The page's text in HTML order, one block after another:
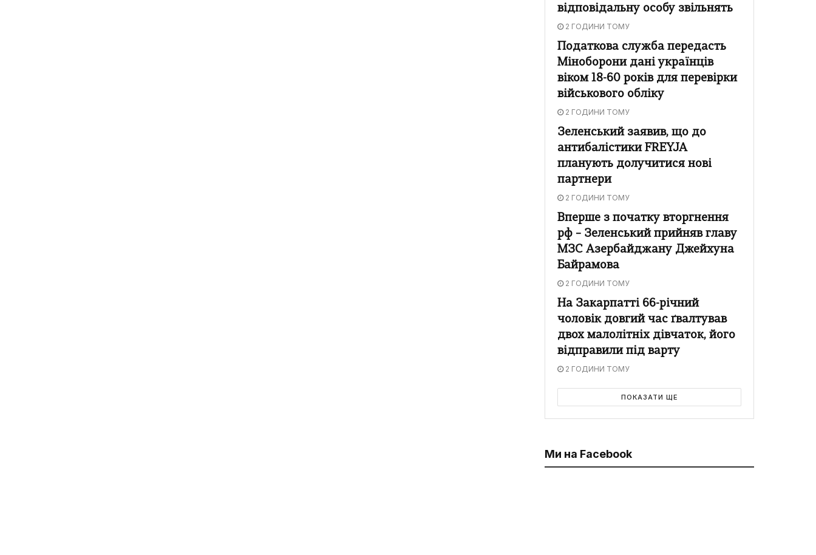
відповідальну особу звільнять
2 ГОДИНИ ТОМУ
Податкова служба передасть
Міноборони дані українців
віком 18-60 років для перевірки
військового обліку
2 ГОДИНИ ТОМУ
Зеленський заявив, що до
антибалістики FREYJA
планують долучитися нові
партнери
2 ГОДИНИ ТОМУ
Вперше з початку вторгнення
рф – Зеленський прийняв главу
МЗС Азербайджану Джейхуна
Байрамова
2 ГОДИНИ ТОМУ
На Закарпатті 66-річний
чоловік довгий час ґвалтував
двох малолітніх дівчаток, його
відправили під варту
2 ГОДИНИ ТОМУ
ПОКАЗАТИ ЩЕ
Ми на Facebook